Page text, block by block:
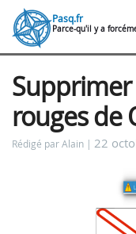
Pasq.fr
Parce-qu'il y a
Supprimer
rouges de
Rédigé par Alain 22